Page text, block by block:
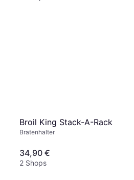
Broil King Stack-A-Rack
Bratenhalter
34,90 €
2 Shops